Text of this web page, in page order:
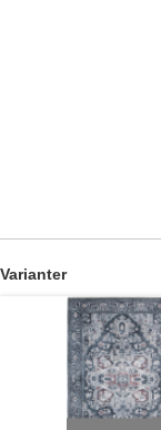
Varianter